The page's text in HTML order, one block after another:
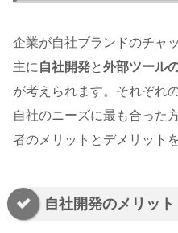
企業が自社ブランドのチャ
主に 自社開発と外部ツール
が考えられます。それぞれ
自社のニーズに最も合った
者のメリットとデメリット
自社開発のメリット